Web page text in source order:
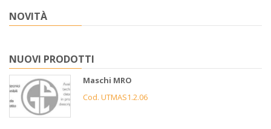
NOVITÀ
NUOVI PRODOTTI
Maschi MRO
Cod. UTMAS1.2.06